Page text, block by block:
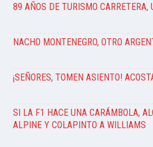
89 AÑOS DE TURISMO
NACHO MONTENEGRO, OTRO
¡SEÑORES, TOMEN ASIENTO!
SI LA F1 HACE UNA CARÁMBOLA,
ALPINE Y COLAPINTO A WILLIAMS